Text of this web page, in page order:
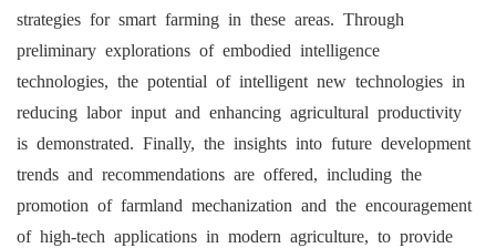
strategies for smart farming in these areas. Through
preliminary explorations of embodied intelligence
technologies, the potential of intelligent new technologies in
reducing labor input and enhancing agricultural productivity
is demonstrated. Finally, the insights into future development
trends and recommendations are offered, including the
promotion of farmland mechanization and the encouragement
of high-tech applications in modern agriculture, to provide